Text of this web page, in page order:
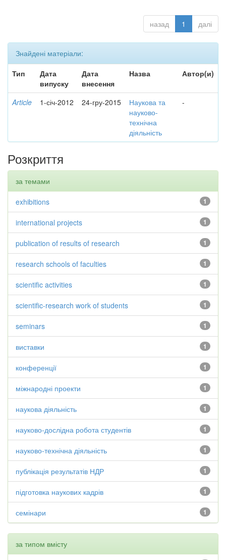
назад 1 далі
Знайдені матеріали:
Тип
Дата
випуску
Дата
внесення
Назва Автор(и)
Article 1-січ-2012 24-гру-2015
Наукова та
науково-
технічна
діяльність
-
Розкриття
за темами
1
exhibitions
1
international projects
1
publication of results of research
1
research schools of faculties
1
scientific activities
1
scientific-research work of students
1
seminars
1
виставки
1
конференції
1
міжнародні проекти
1
наукова діяльність
1
науково-дослідна робота студентів
1
науково-технічна діяльність
1
публікація результатів НДР
1
підготовка наукових кадрів
1
семінари
за типом вмісту